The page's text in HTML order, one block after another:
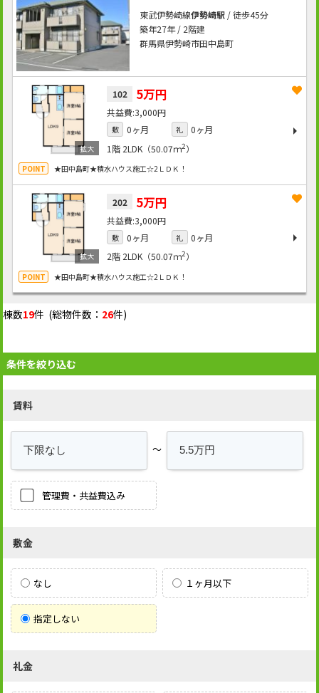
東武伊勢崎線伊勢崎駅/ 徒歩45分
築年27年 / 2階建
群馬県伊勢崎市田中島町
102 5万円
3,000円
敷 0ヶ月 礼
0ヶ月
1階 2LDK（50.07ｍ2）
★田中島町★積水ハウス施工☆2ＬＤＫ！
202 5万円
3,000円
敷 0ヶ月 礼
0ヶ月
2階 2LDK（50.07ｍ2）
★田中島町★積水ハウス施工☆2ＬＤＫ！
棟数19件 (総物件数： 26件)
条件を絞り込む
賃料
～
管理費・共益費込み
敷金
なし １ヶ月以下
指定しない
礼金